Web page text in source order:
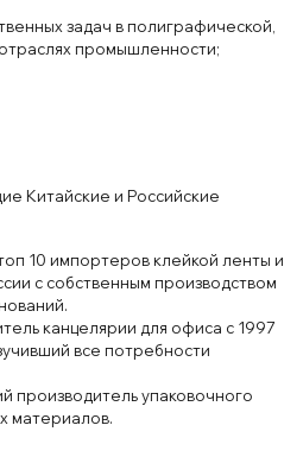
задач в полиграфической,
промышленности;
Китайские и Российские
10 импортеров клейкой ленты и
с собственным производством
канцелярии для офиса с 1997
все потребности
производитель упаковочного
материалов.